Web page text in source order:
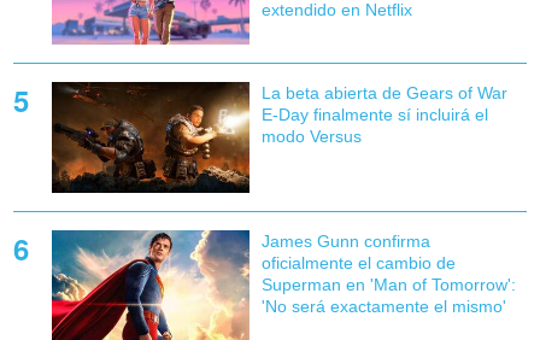
extendido en Netflix
La beta abierta de Gears of War
E-Day finalmente sí incluirá el
modo Versus
James Gunn confirma
oficialmente el cambio de
Superman en 'Man of Tomorrow':
'No será exactamente el mismo'